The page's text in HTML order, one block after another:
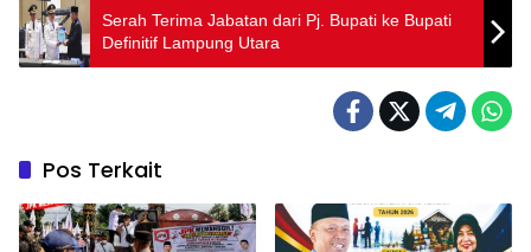
Serah Terima Jabatan dari Pj. Bupati ke Bupati
Definitif Lampung Utara
Pos Terkait